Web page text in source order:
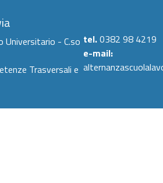
Universitario - C.so
Trasversali e
tel.0382 98 4219
e-mail: